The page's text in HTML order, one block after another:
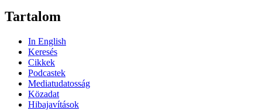
Tartalom
In English
Keresés
Cikkek
Podcastek
Mediatudatosság
Közadat
Hibajavítások